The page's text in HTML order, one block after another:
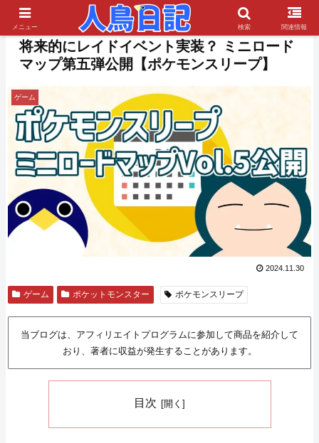
将来的にレイドイベント実装？ ミニロード
マップ第五弾公開【ポケモンスリープ】
ゲーム
2024.11.30
ゲーム ポケットモンスター ポケモンスリープ
当ブログは、アフィリエイトプログラムに参加して商品を紹介して
おり、著者に収益が発生することがあります。
目次
メニュー 検索 関連情報